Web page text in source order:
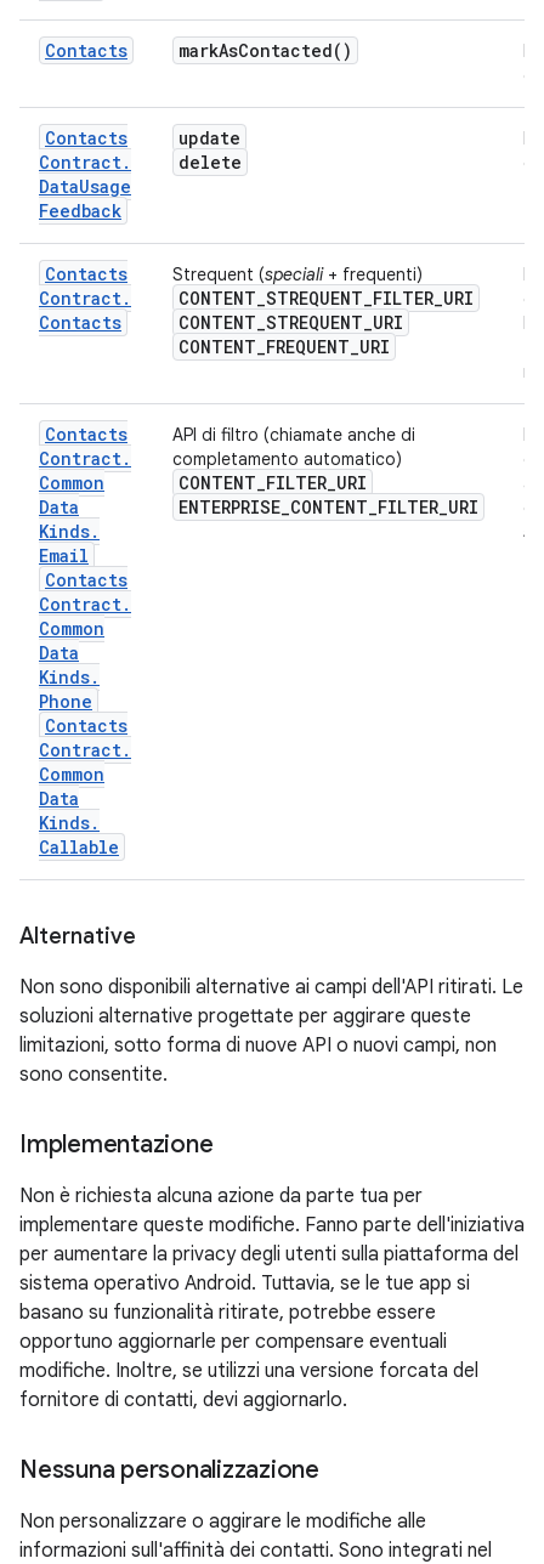
Contacts markAsContacted( )
Contacts
Contract.
DataUsage
Feedback
update
delete
Contacts
Contract.
Contacts
Strequent (speciali+ frequenti)
CONTENT_STREQUENT_FILTER_URI
CONTENT_STREQUENT_URI
CONTENT_FREQUENT_URI
Contacts
Contract.
Common
Data
Kinds.
Email
Contacts
Contract.
Common
Data
Kinds.
Phone
Contacts
Contract.
Common
Data
Kinds.
Callable
API di filtro (chiamate anche di
completamento automatico)
CONTENT_FILTER_URI
ENTERPRISE_CONTENT_FILTER_URI
Alternative
Non sono disponibili alternative ai campi dell'API ritirati. Le
soluzioni alternative progettate per aggirare queste
limitazioni, sotto forma di nuove API o nuovi campi, non
sono consentite.
Implementazione
Non è richiesta alcuna azione da parte tua per
implementare queste modifiche. Fanno parte dell'iniziativa
per aumentare la privacy degli utenti sulla piattaforma del
sistema operativo Android. Tuttavia, se le tue app si
basano su funzionalità ritirate, potrebbe essere
opportuno aggiornarle per compensare eventuali
modifiche. Inoltre, se utilizzi una versione forcata del
fornitore di contatti, devi aggiornarlo.
Nessuna personalizzazione
Non personalizzare o aggirare le modifiche alle
informazioni sull'affinità dei contatti. Sono integrati nel